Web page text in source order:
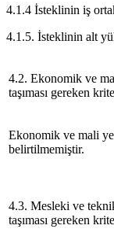
4.1.4 İsteklinin iş
4.1.5. İsteklinin alt
4.2. Ekonomik ve
taşıması gereken
Ekonomik ve mali
belirtilmemiştir.
4.3. Mesleki ve
taşıması gereken